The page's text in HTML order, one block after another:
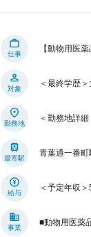
仕事
【動物用医
対象
＜最終学歴
勤務地
＜勤務地詳
最寄駅
青葉通一番
給与
＜予定年収
事業
■動物用医薬